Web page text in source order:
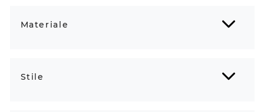
Materiale
Stile